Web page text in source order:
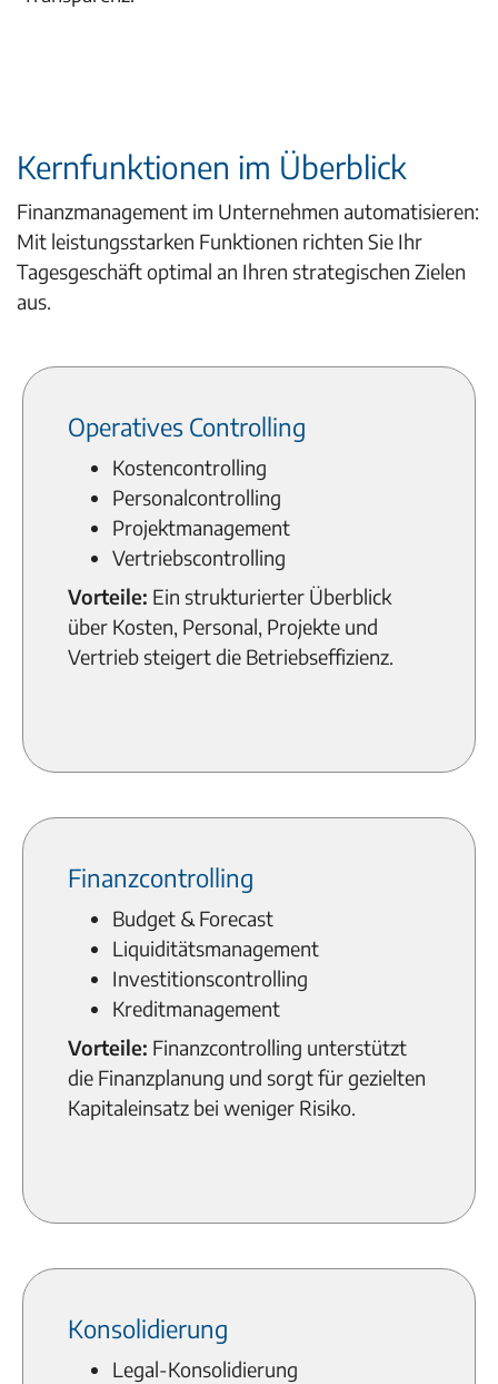
Kernfunktionen im Überblick
Finanzmanagement im Unternehmen automatisieren:
Mit leistungsstarken Funktionen richten Sie Ihr
Tagesgeschäft optimal an Ihren strategischen Zielen
aus.
Operatives Controlling
Kostencontrolling
Personalcontrolling
Projektmanagement
Vertriebscontrolling
Vorteile: Ein strukturierter Überblick
über Kosten, Personal, Projekte und
Vertrieb steigert die Betriebseffizienz.
Finanzcontrolling
Budget & Forecast
Liquiditätsmanagement
Investitionscontrolling
Kreditmanagement
Vorteile: Finanzcontrolling unterstützt
die Finanzplanung und sorgt für gezielten
Kapitaleinsatz bei weniger Risiko.
Konsolidierung
Legal-Konsolidierung